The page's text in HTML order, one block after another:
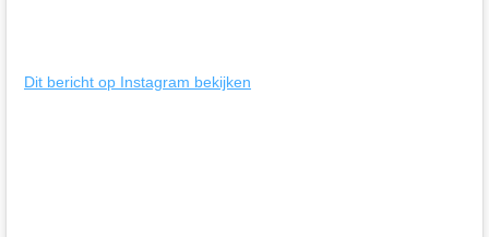
Dit bericht op Instagram bekijken